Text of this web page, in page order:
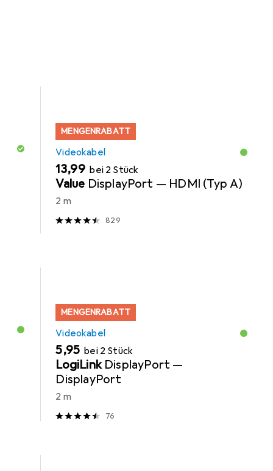
MENGENRABATT
Videokabel
EUR
13,99 bei 2 Stück
Value DisplayPort — HDMI (Typ A)
2 m
829
MENGENRABATT
Videokabel
EUR
5,95 bei 2 Stück
LogiLink DisplayPort —
DisplayPort
2 m
76